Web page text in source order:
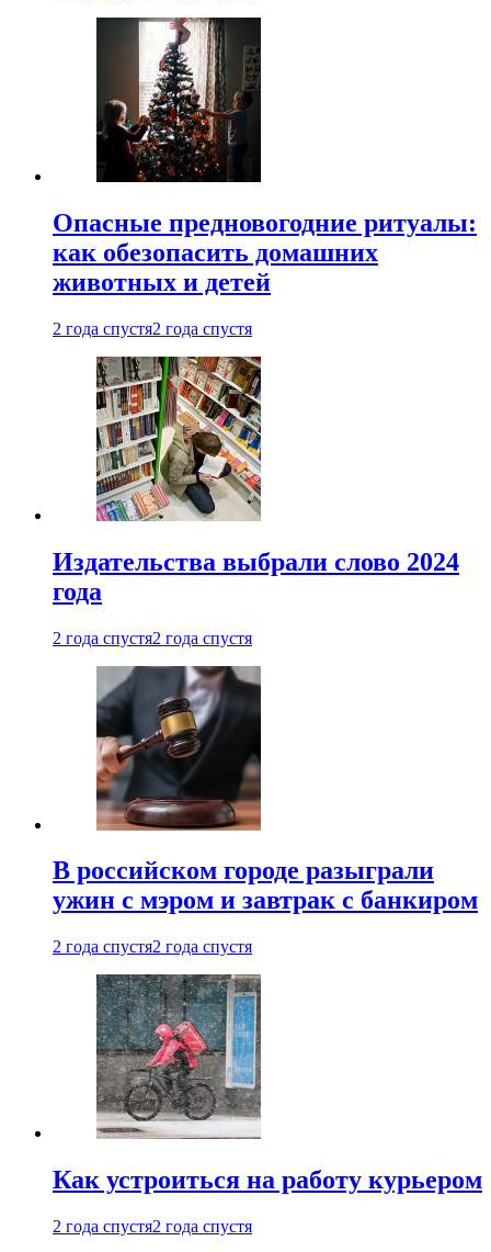
Опасные предновогодние ритуалы:
как обезопасить домашних
животных и детей
2 года спустя2 года спустя
Издательства выбрали слово 2024
года
2 года спустя2 года спустя
В российском городе разыграли
ужин с мэром и завтрак с банкиром
2 года спустя2 года спустя
Как устроиться на работу курьером
2 года спустя2 года спустя